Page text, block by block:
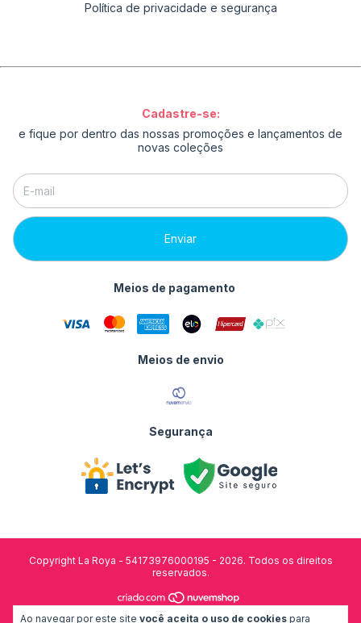
Ao navegar por este site você aceita o uso de cookies para
Política de privacidade e segurança
Cadastre-se:
e fique por dentro das nossas promoções e lançamentos de
novas coleções
Meios de pagamento
Meios de envio
Segurança
Copyright La Roya - 54173976000195 - 2026. Todos os direitos
reservados.